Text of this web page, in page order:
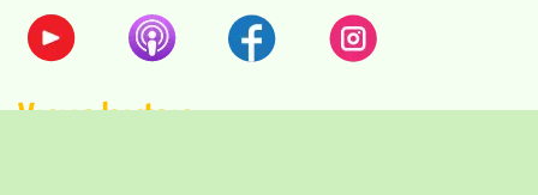
Versandpartner